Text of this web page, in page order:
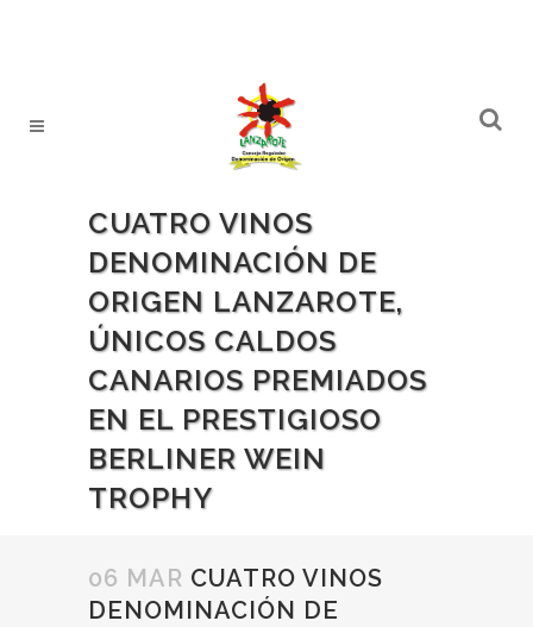
CUATRO VINOS
DENOMINACIÓN DE
ORIGEN LANZAROTE,
ÚNICOS CALDOS
CANARIOS PREMIADOS
EN EL PRESTIGIOSO
BERLINER WEIN
TROPHY
06 MAR CUATRO VINOS
DENOMINACIÓN DE